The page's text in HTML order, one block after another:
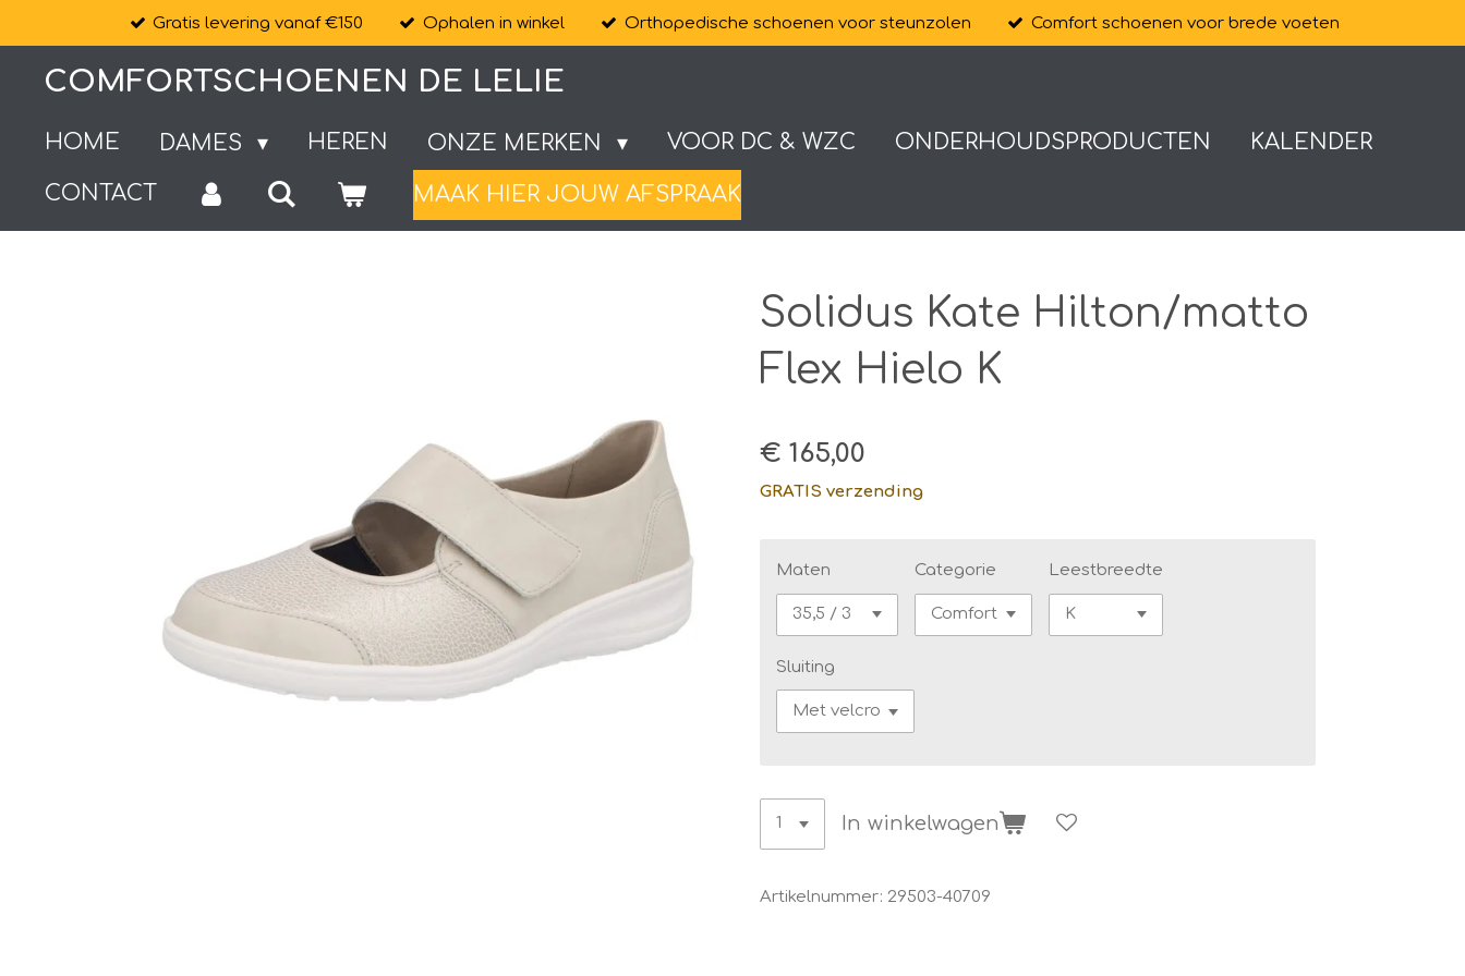
hoofdinhoud
Gratis levering vanaf €150 Ophalen in winkel Orthopedische schoenen voor steunzolen Comfort schoenen voor brede voeten
COMFORTSCHOENEN DE LELIE
HOME DAMES HEREN ONZE MERKEN VOOR DC & WZC ONDERHOUDSPRODUCTEN KALENDER
CONTACT MAAK HIER JOUW AFSPRAAK
Solidus Kate Hilton/matto
Flex Hielo K
€ 165,00
GRATIS verzending
Maten Categorie Leestbreedte
Sluiting
In winkelwagen
Artikelnummer: 29503-40709